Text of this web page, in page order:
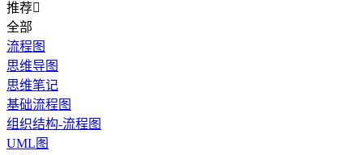
推荐
全部
流程图
思维导图
思维笔记
基础流程图
组织结构-流程图
UML图